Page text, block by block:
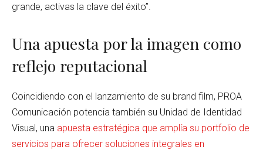
grande, activas la clave del éxito”.
Una apuesta por la imagen como
reflejo reputacional
Coincidiendo con el lanzamiento de su brand film, PROA
Comunicación potencia también su Unidad de Identidad
Visual, una apuesta estratégica que amplía su portfolio de
servicios para ofrecer soluciones integrales en